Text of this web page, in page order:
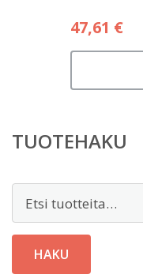
47,61 €
TUOTEHAKU
HAKU